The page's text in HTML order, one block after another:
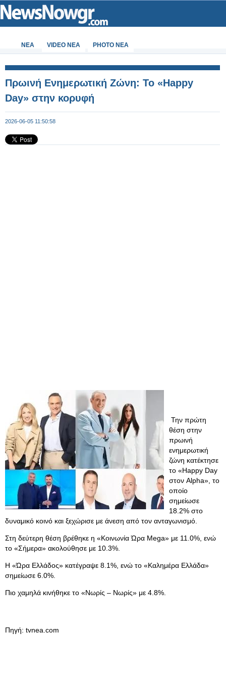
ΝΕΑ VIDEO NEA PHOTO NEA
Πρωινή Ενημερωτική Ζώνη: Το «Happy
Day» στην κορυφή
2026-06-05 11:50:58
Την πρώτη
θέση στην
πρωινή
ενημερωτική
ζώνη κατέκτησε
το «Happy Day
στον Alpha», το
οποίο
σημείωσε
18.2% στο
δυναμικό κοινό και ξεχώρισε με άνεση από τον ανταγωνισμό.
Στη δεύτερη θέση βρέθηκε η «Κοινωνία Ώρα Mega» με 11.0%, ενώ
το «Σήμερα» ακολούθησε με 10.3%.
Η «Ώρα Ελλάδος» κατέγραψε 8.1%, ενώ το «Καλημέρα Ελλάδα»
σημείωσε 6.0%.
Πιο χαμηλά κινήθηκε το «Νωρίς – Νωρίς» με 4.8%.
Πηγή: tvnea.com